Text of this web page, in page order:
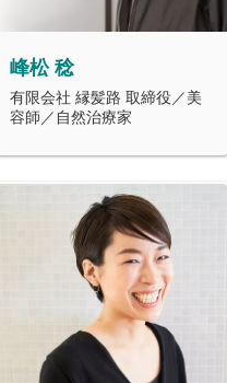
峰松 稔
有限会社 縁髪路 取締役／美
容師／自然治療家